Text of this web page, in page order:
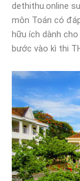
dethithu.online
môn Toán có
hữu ích dành
bước vào kì thi